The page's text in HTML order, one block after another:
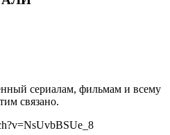
сериалам, фильмам и всему
связано.